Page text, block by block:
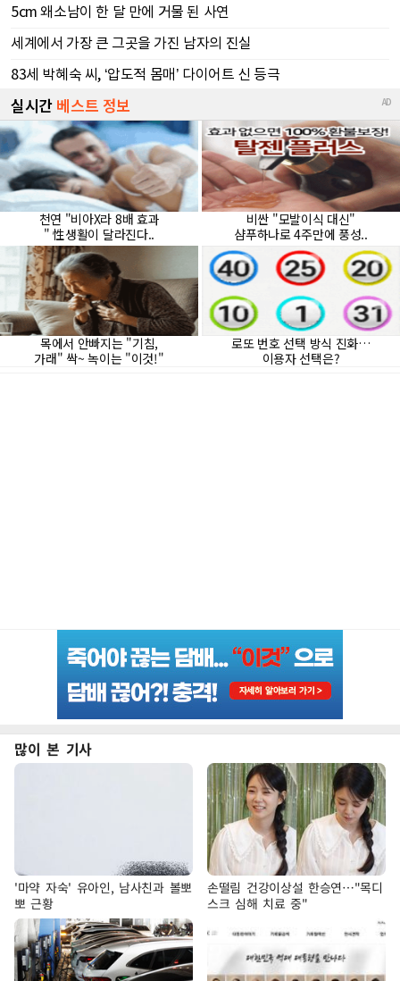
많이 본 기사
'마약 자숙' 유아인, 남사친과 볼뽀
뽀 근황
손떨림 건강이상설 한승연…"목디
스크 심해 치료 중"